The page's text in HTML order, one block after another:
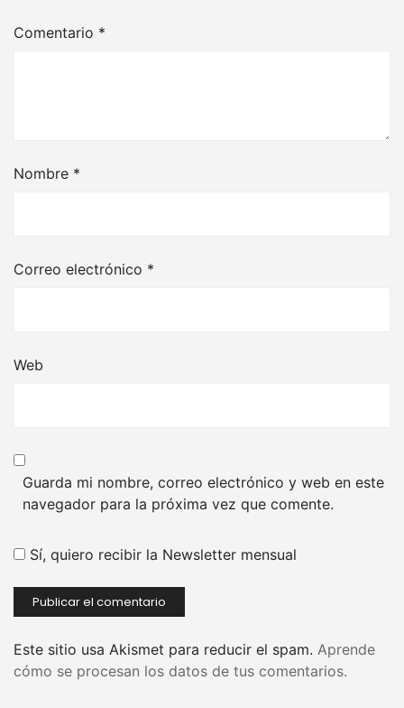
Comentario *
Nombre *
Correo electrónico *
Web
Guarda mi nombre, correo electrónico y web en este
navegador para la próxima vez que comente.
Sí, quiero recibir la Newsletter mensual
Este sitio usa Akismet para reducir el spam. Aprende
cómo se procesan los datos de tus comentarios.